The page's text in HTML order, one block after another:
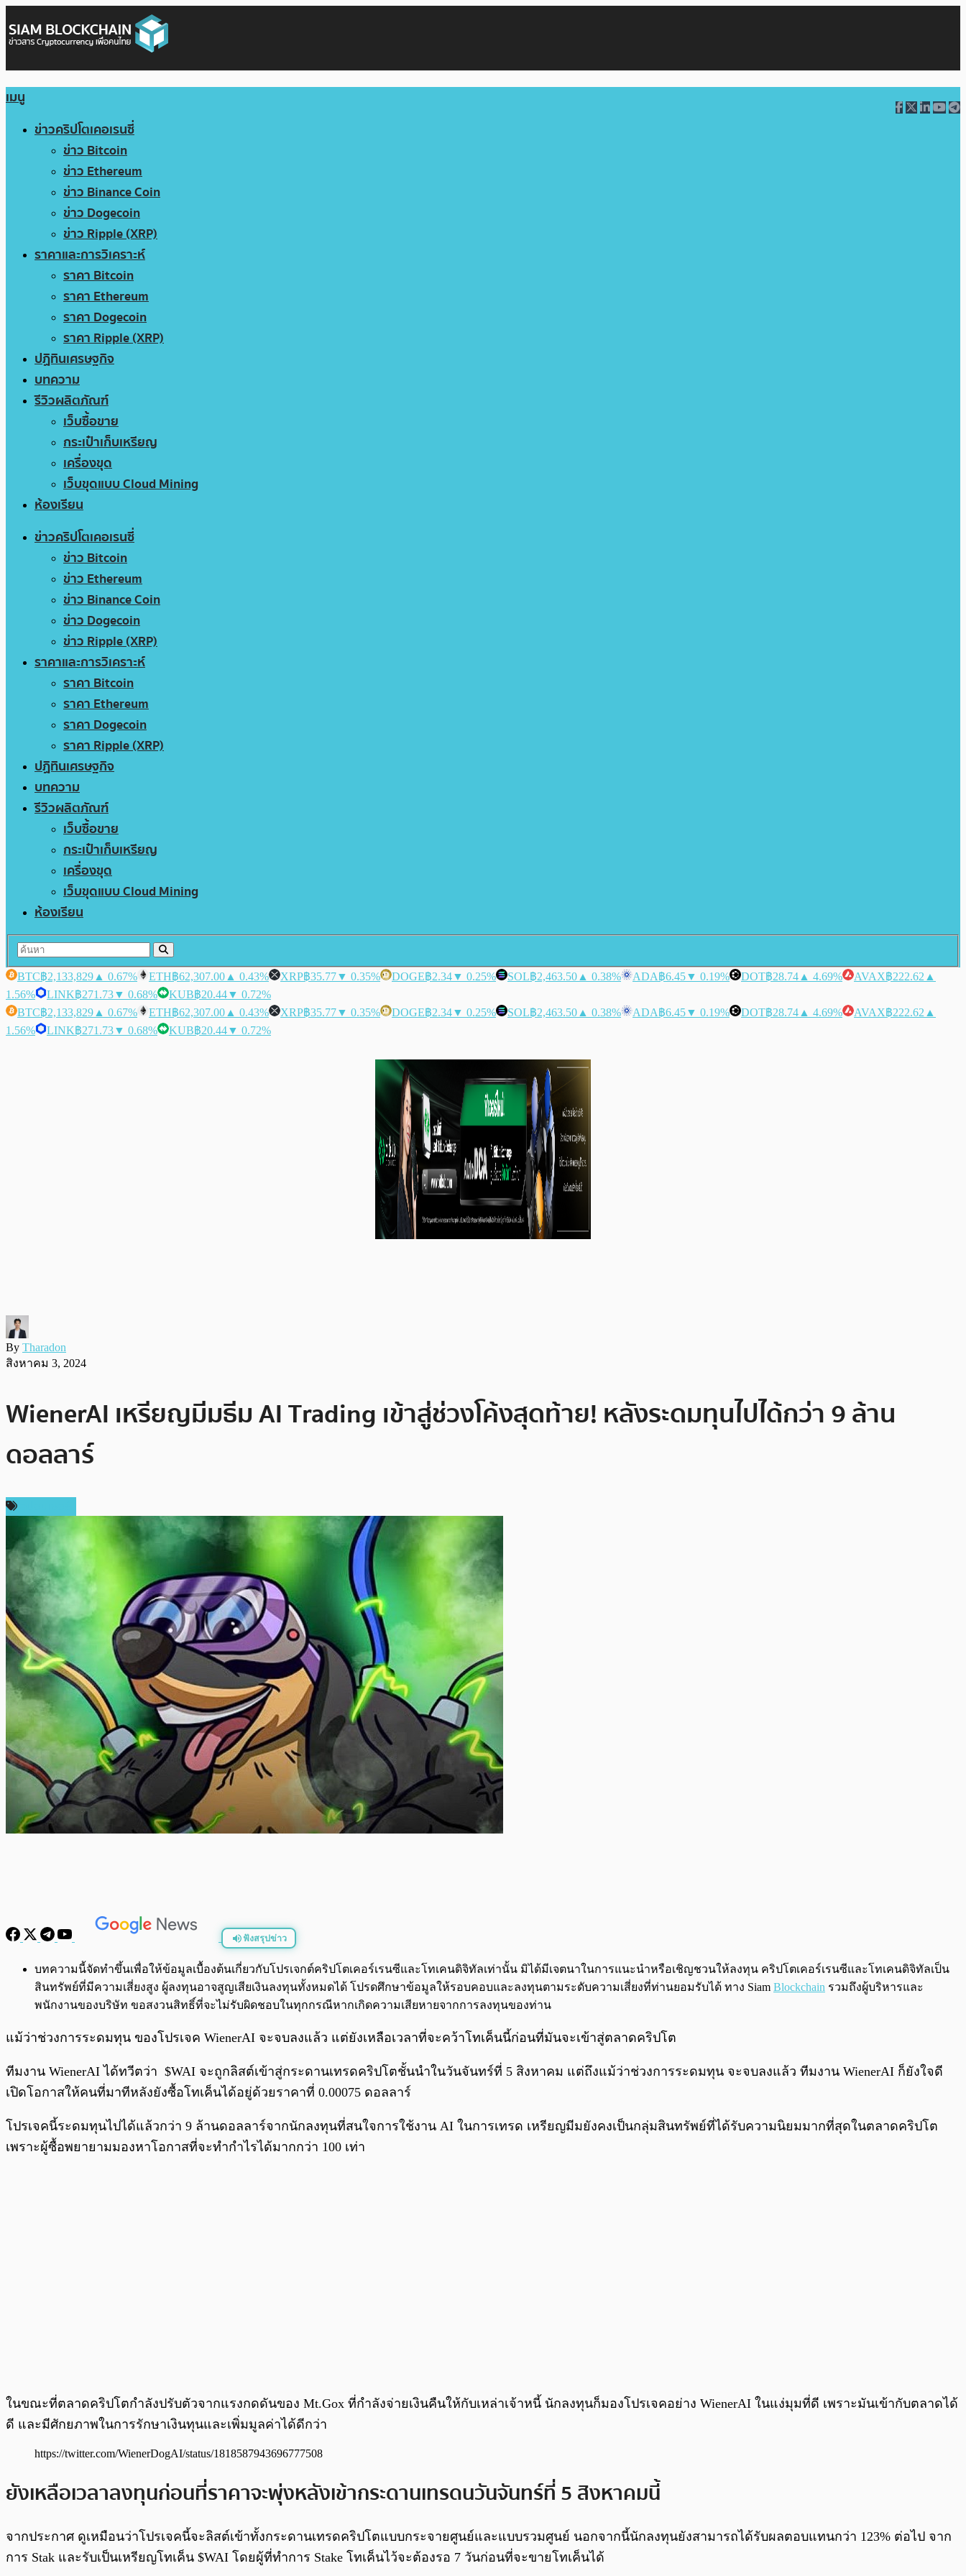
เมนู
ข่าวคริปโตเคอเรนซี่
ข่าว Bitcoin
ข่าว Ethereum
ข่าว Binance Coin
ข่าว Dogecoin
ข่าว Ripple (XRP)
ราคาและการวิเคราะห์
ราคา Bitcoin
ราคา Ethereum
ราคา Dogecoin
ราคา Ripple (XRP)
ปฏิทินเศรษฐกิจ
บทความ
รีวิวผลิตภัณฑ์
เว็บซื้อขาย
กระเป๋าเก็บเหรียญ
เครื่องขุด
เว็บขุดแบบ Cloud Mining
ห้องเรียน
ข่าวคริปโตเคอเรนซี่
ข่าว Bitcoin
ข่าว Ethereum
ข่าว Binance Coin
ข่าว Dogecoin
ข่าว Ripple (XRP)
ราคาและการวิเคราะห์
ราคา Bitcoin
ราคา Ethereum
ราคา Dogecoin
ราคา Ripple (XRP)
ปฏิทินเศรษฐกิจ
บทความ
รีวิวผลิตภัณฑ์
เว็บซื้อขาย
กระเป๋าเก็บเหรียญ
เครื่องขุด
เว็บขุดแบบ Cloud Mining
ห้องเรียน
BTC฿2,133,829 ▲ 0.67% ETH฿62,307.00 ▲ 0.43% XRP฿35.77▼ 0.35% DOGE฿2.34▼ 0.25% SOL฿2,463.50 ▲ 0.38% ADA฿6.45▼ 0.19% DOT฿28.74 ▲ 4.69% AVAX฿222.62 ▲
1.56%
LINK฿271.73▼ 0.68% KUB฿20.44▼ 0.72%
BTC฿2,133,829 ▲ 0.67% ETH฿62,307.00 ▲ 0.43% XRP฿35.77▼ 0.35% DOGE฿2.34▼ 0.25% SOL฿2,463.50 ▲ 0.38% ADA฿6.45▼ 0.19% DOT฿28.74 ▲ 4.69% AVAX฿222.62 ▲
1.56%
LINK฿271.73▼ 0.68% KUB฿20.44▼ 0.72%
By Tharadon
สิงหาคม 3, 2024
WienerAI เหรียญมีมธีม AI Trading เข้าสู่ช่วงโค้งสุดท้าย! หลังระดมทุนไปได้กว่า 9 ล้าน
ดอลลาร์
ฟังสรุปข่าว
พร้อมเล่น 0:00/0:00
บทความนี้จัดทำขึ้นเพื่อให้ข้อมูลเบื้องต้นเกี่ยวกับโปรเจกต์คริปโตเคอร์เรนซีและโทเคนดิจิทัลเท่านั้น มิได้มีเจตนาในการแนะนำหรือเชิญชวนให้ลงทุน คริปโตเคอร์เรนซีและโทเคนดิจิทัลเป็น
สินทรัพย์ที่มีความเสี่ยงสูง ผู้ลงทุนอาจสูญเสียเงินลงทุนทั้งหมดได้ โปรดศึกษาข้อมูลให้รอบคอบและลงทุนตามระดับความเสี่ยงที่ท่านยอมรับได้ ทาง Siam Blockchain รวมถึงผู้บริหารและ
พนักงานของบริษัท ขอสงวนสิทธิ์ที่จะไม่รับผิดชอบในทุกกรณีหากเกิดความเสียหายจากการลงทุนของท่าน
แม้ว่าช่วงการระดมทุน ของโปรเจค WienerAI จะจบลงแล้ว แต่ยังเหลือเวลาที่จะคว้าโทเค็นนี้ก่อนที่มันจะเข้าสู่ตลาดคริปโต
ทีมงาน WienerAI ได้ทวีตว่า $WAI จะถูกลิสต์เข้าสู่กระดานเทรดคริปโตชั้นนำในวันจันทร์ที่ 5 สิงหาคม แต่ถึงแม้ว่าช่วงการระดมทุน จะจบลงแล้ว ทีมงาน WienerAI ก็ยังใจดี
เปิดโอกาสให้คนที่มาทีหลังยังซื้อโทเค็นได้อยู่ด้วยราคาที่ 0.00075 ดอลลาร์
โปรเจคนี้ระดมทุนไปได้แล้วกว่า 9 ล้านดอลลาร์จากนักลงทุนที่สนใจการใช้งาน AI ในการเทรด เหรียญมีมยังคงเป็นกลุ่มสินทรัพย์ที่ได้รับความนิยมมากที่สุดในตลาดคริปโต
เพราะผู้ซื้อพยายามมองหาโอกาสที่จะทำกำไรได้มากกว่า 100 เท่า
ในขณะที่ตลาดคริปโตกำลังปรับตัวจากแรงกดดันของ Mt.Gox ที่กำลังจ่ายเงินคืนให้กับเหล่าเจ้าหนี้ นักลงทุนก็มองโปรเจคอย่าง WienerAI ในแง่มุมที่ดี เพราะมันเข้ากับตลาดได้
ดี และมีศักยภาพในการรักษาเงินทุนและเพิ่มมูลค่าได้ดีกว่า
https://twitter.com/WienerDogAI/status/1818587943696777508
ยังเหลือเวลาลงทุนก่อนที่ราคาจะพุ่งหลังเข้ากระดานเทรดนวันจันทร์ที่ 5 สิงหาคมนี้
จากประกาศ ดูเหมือนว่าโปรเจคนี้จะลิสต์เข้าทั้งกระดานเทรดคริปโตแบบกระจายศูนย์และแบบรวมศูนย์ นอกจากนี้นักลงทุนยังสามารถได้รับผลตอบแทนกว่า 123% ต่อไป จาก
การ Stak และรับเป็นเหรียญโทเค็น $WAI โดยผู้ที่ทำการ Stake โทเค็นไว้จะต้องรอ 7 วันก่อนที่จะขายโทเค็นได้